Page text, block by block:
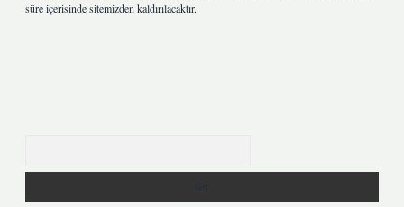
süre içerisinde sitemizden kaldırılacaktır.